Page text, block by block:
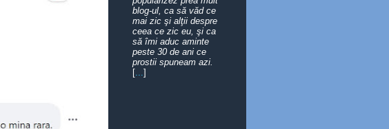
blog-ul, ca să văd ce
mai zic şi alţii despre
ceea ce zic eu, şi ca
să îmi aduc aminte
peste 30 de ani ce
prostii spuneam azi.
[...]